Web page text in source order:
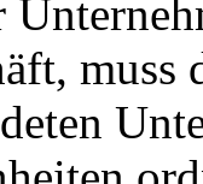
muss